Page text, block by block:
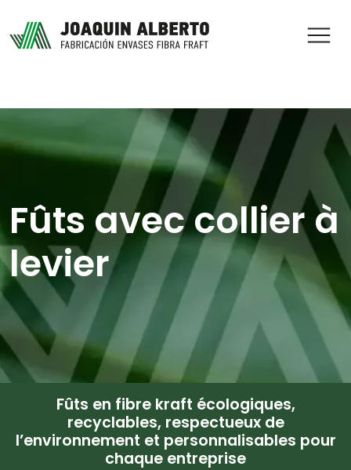
Fûts avec collier à
levier
Fûts en fibre kraft écologiques,
recyclables, respectueux de
l’environnement et personnalisables pour
chaque entreprise